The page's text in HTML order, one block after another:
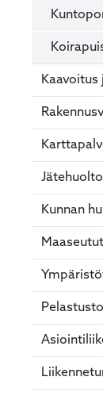
Jätehuolto
Kunnan